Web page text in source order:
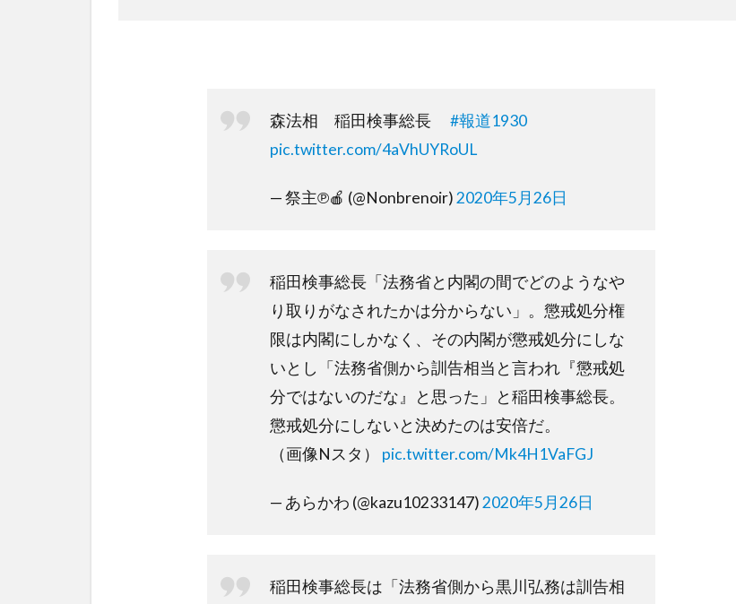
森法相 稲田検事総長 #報道1930
pic.twitter.com/4aVhUYRoUL
— 祭主℗🍎 (@Nonbrenoir)2020年5月26日
稲田検事総長「法務省と内閣の間でどのようなや
り取りがなされたかは分からない」。懲戒処分権
限は内閣にしかなく、その内閣が懲戒処分にしな
いとし「法務省側から訓告相当と言われ『懲戒処
分ではないのだな』と思った」と稲田検事総長。
懲戒処分にしないと決めたのは安倍だ。
（画像Nスタ） pic.twitter.com/Mk4H1VaFGJ
— あらかわ (@kazu10233147)2020年5月26日
稲田検事総長は「法務省側から黒川弘務は訓告相